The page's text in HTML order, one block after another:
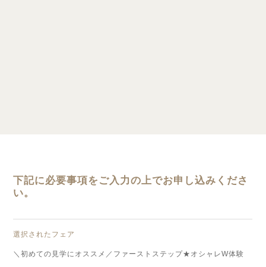
下記に必要事項をご入力の上でお申し込みくださ
い。
選択されたフェア
＼初めての見学にオススメ／ファーストステップ★オシャレW体験